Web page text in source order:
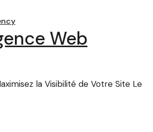
Web
la Visibilité de Votre Site Le